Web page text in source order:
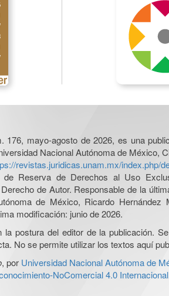
176, mayo-agosto de 2026, es una
Nacional Autónoma de México,
revistas.juridicas.unam.mx/index.php/
Reserva de Derechos al Uso
de Autor. Responsable de la
de México, Ricardo
modificación: junio de 2026.
postura del editor de la publicación.
No se permite utilizar los textos aquí
, por Universidad Nacional Autónoma de
NoComercial 4.0 Internacional